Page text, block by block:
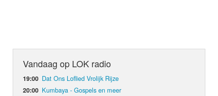
Vandaag op LOK radio
19:00 Dat Ons Loflied Vrolijk Rijze
20:00 Kumbaya - Gospels en meer